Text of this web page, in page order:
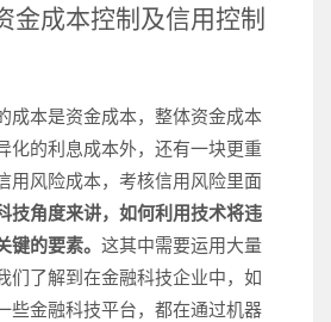
金成本控制及信用控制
成本是资金成本，整体资金成本
化的利息成本外，还有一块更重
用风险成本，考核信用风险里面
技角度来讲，如何利用技术将违
键的要素。 这其中需要运用大量
们了解到在金融科技企业中，如
些金融科技平台，都在通过机器